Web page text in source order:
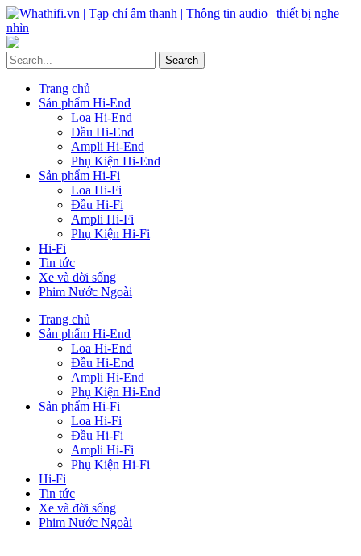
Trang chủ
Sản phẩm Hi-End
Loa Hi-End
Đầu Hi-End
Ampli Hi-End
Phụ Kiện Hi-End
Sản phẩm Hi-Fi
Loa Hi-Fi
Đầu Hi-Fi
Ampli Hi-Fi
Phụ Kiện Hi-Fi
Hi-Fi
Tin tức
Xe và đời sống
Phim Nước Ngoài
Trang chủ
Sản phẩm Hi-End
Loa Hi-End
Đầu Hi-End
Ampli Hi-End
Phụ Kiện Hi-End
Sản phẩm Hi-Fi
Loa Hi-Fi
Đầu Hi-Fi
Ampli Hi-Fi
Phụ Kiện Hi-Fi
Hi-Fi
Tin tức
Xe và đời sống
Phim Nước Ngoài